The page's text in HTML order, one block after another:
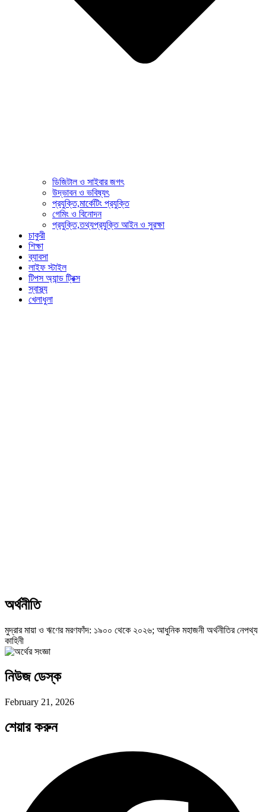
ডিজিটাল ও সাইবার জগৎ
উদ্ভাবন ও ভবিষ্যৎ
প্রযুক্তি,মার্কেটিং প্রযুক্তি
গেমিং ও বিনোদন
প্রযুক্তি,তথ্যপ্রযুক্তি আইন ও সুরক্ষা
চাকুরী
শিক্ষা
ব্যাবসা
লাইফ স্টাইল
টিপস অ্যান্ড ট্রিক্স
স্বাস্থ্য
খেলাধুলা
অর্থনীতি
মুদ্রার মায়া ও ঋণের মরণফাঁদ: ১৯০০ থেকে ২০২৬; আধুনিক মহাজনী অর্থনীতির নেপথ্য
কাহিনী
নিউজ ডেস্ক
February 21, 2026
শেয়ার করুন